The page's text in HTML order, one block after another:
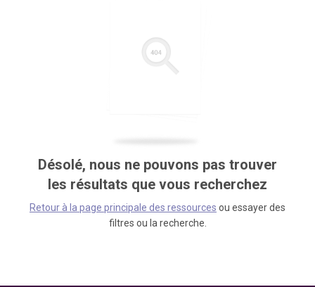
Désolé, nous ne pouvons pas trouver
les résultats que vous recherchez
Retour à la page principale des ressources ou essayer des
filtres ou la recherche.